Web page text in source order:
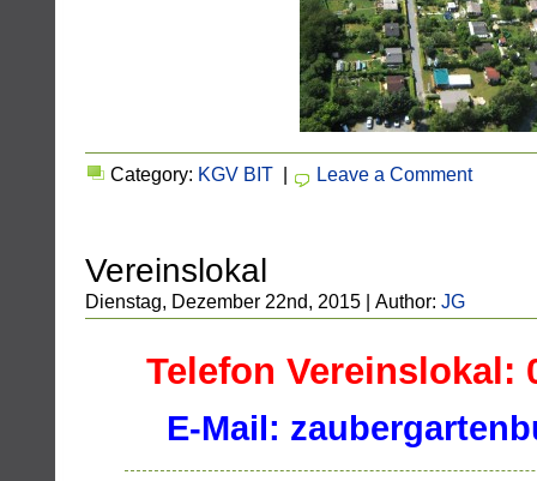
Category: KGV BIT | Leave a Comment
Vereinslokal
Dienstag, Dezember 22nd, 2015 | Author: JG
Telefon Vereinslokal:
E-Mail: